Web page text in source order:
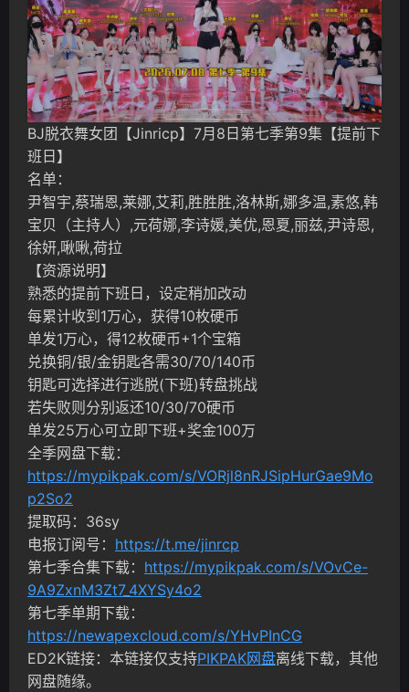
BJ脱衣舞女团【Jinricp】7月8日第七季第9集【提前下
班日】
名单：
尹智宇,蔡瑞恩,莱娜,艾莉,胜胜胜,洛林斯,娜多温,素悠,韩
宝贝（主持人）,元荷娜,李诗媛,美优,恩夏,丽兹,尹诗恩,
徐妍,啾啾,荷拉
【资源说明】
熟悉的提前下班日，设定稍加改动
每累计收到1万心，获得10枚硬币
单发1万心，得12枚硬币+1个宝箱
兑换铜/银/金钥匙各需30/70/140币
钥匙可选择进行逃脱(下班)转盘挑战
若失败则分别返还10/30/70硬币
单发25万心可立即下班+奖金100万
全季网盘下载：
https://mypikpak.com/s/VORjl8nRJSipHurGae9Mo
p2So2
提取码：36sy
电报订阅号： https://t.me/jinrcp
第七季合集下载： https://mypikpak.com/s/VOvCe-
9A9ZxnM3Zt7_4XYSy4o2
第七季单期下载：
https://newapexcloud.com/s/YHvPInCG
ED2K链接：本链接仅支持PIKPAK网盘离线下载，其他
网盘随缘。